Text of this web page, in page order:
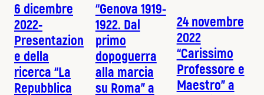
6 dicembre
2022-
Presentazion
e della
ricerca “La
Repubblica
“Genova 1919-
1922. Dal
primo
dopoguerra
alla marcia
su Roma” a
24 novembre
2022
“Carissimo
Professore e
Maestro” a